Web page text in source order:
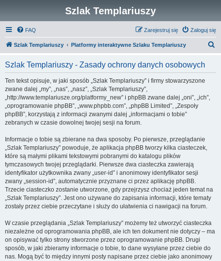
Szlak Templariuszy
FAQ Zaloguj się
Zarejestruj się
Szlak Templariuszy Platformy interaktywne Szlaku Templariuszy
Szlak Templariuszy - Zasady ochrony danych osobowych
Ten tekst opisuje, w jaki sposób „Szlak Templariuszy” i firmy stowarzyszone
zwane dalej „my”, „nas”, „nasz”, „Szlak Templariuszy”,
„http://www.templariusze.org/platformy_new” i phpBB zwane dalej „oni”, „ich”,
„oprogramowanie phpBB”, „www.phpbb.com”, „phpBB Limited”, „Zespoły
phpBB”, korzystają z informacji zwanymi dalej „informacjami o tobie”
zebranych w czasie dowolnej twojej sesji na forum.
Informacje o tobie są zbierane na dwa sposoby. Po pierwsze, przeglądanie
„Szlak Templariuszy” powoduje, że aplikacja phpBB tworzy kilka ciasteczek,
które są małymi plikami tekstowymi pobranymi do katalogu plików
tymczasowych twojej przeglądarki. Pierwsze dwa ciasteczka zawierają
identyfikator użytkownika zwany „user-id” i anonimowy identyfikator sesji
zwany „session-id”, automatycznie przyznane ci przez aplikację phpBB.
Trzecie ciasteczko zostanie utworzone, gdy przejrzysz chociaż jeden temat na
„Szlak Templariuszy”. Jest ono używane do zapisania informacji, które tematy
zostały przez ciebie przeczytane i służy do ułatwienia ci nawigacji na forum.
W czasie przeglądania „Szlak Templariuszy” możemy też utworzyć ciasteczka
niezależne od oprogramowania phpBB, ale ich ten dokument nie dotyczy – ma
on opisywać tylko strony stworzone przez oprogramowanie phpBB. Drugi
sposób, w jaki zbieramy informacje o tobie, to dane wysyłane przez ciebie do
nas. Mogą być to między innymi posty napisane przez ciebie jako anonimowy